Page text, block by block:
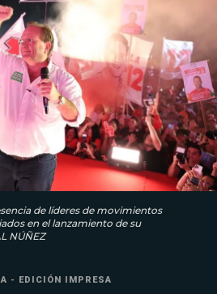
de líderes de movimientos
en el lanzamiento de su
NÚÑEZ
- EDICIÓN IMPRESA